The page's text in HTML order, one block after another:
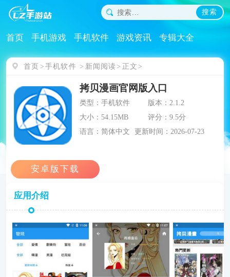
搜索
首页 手机游戏 手机软件 游戏资讯 专辑大全
首页 手机软件 新闻阅读 正文
拷贝漫画官网版入口
类型：手机软件
版本：2.1.2
大小：54.15MB
评分：9.5分
语言：简体中文
更新时间：2026-07-23
应用介绍